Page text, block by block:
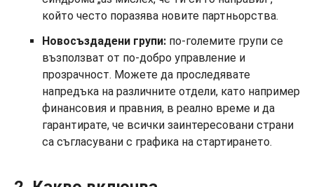
който често поразява новите партньорства.
Новосъздадени групи: по-големите групи се
възползват от по-добро управление и
прозрачност. Можете да проследявате
напредъка на различните отдели, като например
финансовия и правния, в реално време и да
гарантирате, че всички заинтересовани страни
са съгласувани с графика на стартирането.